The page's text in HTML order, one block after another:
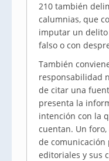
210 también
calumnias, que
imputar un
falso o con
También
responsabilidad
de citar una
presenta la
intención con la
cuentan. Un
de comunicación
editoriales y sus